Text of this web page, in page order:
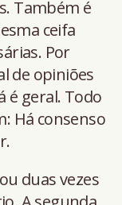
Também é
ceifa
Por
de opiniões
é geral. Todo
Há consenso
duas vezes